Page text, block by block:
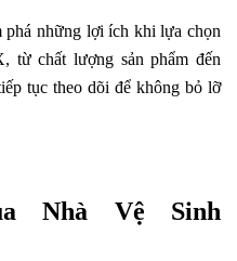
phá những lợi ích khi lựa chọn
từ chất lượng sản phẩm đến
tục theo dõi để không bỏ lỡ
Nhà Vệ Sinh